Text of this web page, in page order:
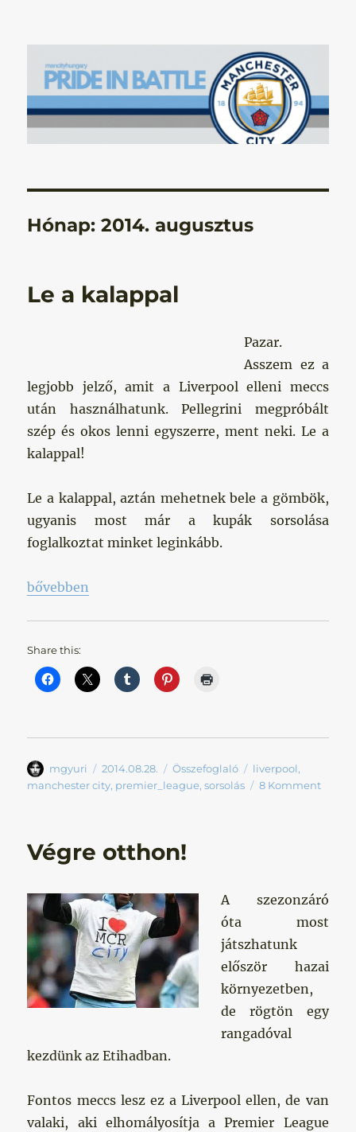
Manchester City Blog – Pride In
Battle
Hónap:2014. augusztus
Le a kalappal
Pazar.
Asszem ez a
legjobb jelző, amit a Liverpool elleni meccs
után használhatunk. Pellegrini megpróbált
szép és okos lenni egyszerre, ment neki. Le a
kalappal!
Le a kalappal, aztán mehetnek bele a gömbök,
ugyanis most már a kupák sorsolása
foglalkoztat minket leginkább.
„Le a kalappal”
bővebben
Share this:
Szerző
mgyuri Közzétéve
2014.08.28. Kategória
Összefoglaló Címke
liverpool,
manchester city, premier_league,sorsolás 8 Komment
Végre otthon!
A szezonzáró
óta most
játszhatunk
először hazai
környezetben,
de rögtön egy
rangadóval
kezdünk az Etihadban.
Fontos meccs lesz ez a Liverpool ellen, de van
valaki, aki elhomályosítja a Premier League